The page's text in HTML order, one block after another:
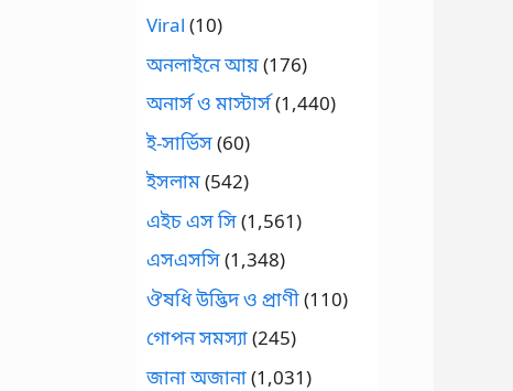
Viral (10)
অনলাইনে আয়(176)
অনার্স ও মাস্টার্স(1,440)
ই-সার্ভিস(60)
ইসলাম(542)
এইচ এস সি(1,561)
এসএসসি(1,348)
ঔষধি উদ্ভিদ ও প্রাণী(110)
গোপন সমস্যা(245)
জানা অজানা(1,031)